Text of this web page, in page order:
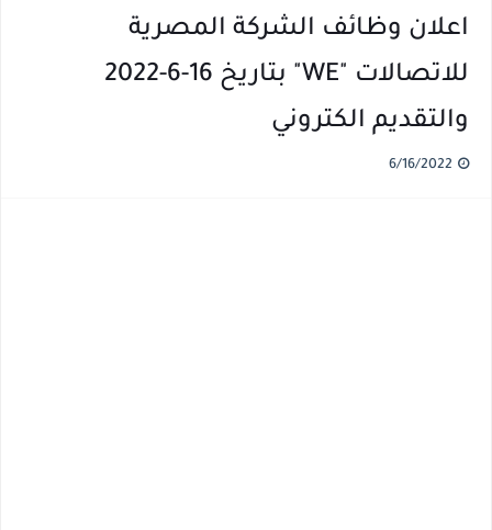
اعلان وظائف وزارة التعليم العالي " جامعة سمنود " للمؤهلات العليا والمتوسطة والدبلومات والعمال والفنيين والتقديم حتي 9 يوليو 2026
اعلان وظائف الشركة المصرية
للاتصالات "WE" بتاريخ 16-6-2022
والتقديم الكتروني